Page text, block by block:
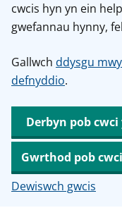
cwcis hyn yn ein
gwefannau hynny,
Gallwch ddysgu
defnyddio.
Derbyn pob
Gwrthod pob
Dewiswch gwcis